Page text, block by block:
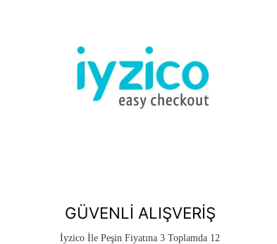
GÜVENLI ALIŞVERIŞ
İyzico İle Peşin Fiyatına 3 Toplamda 12